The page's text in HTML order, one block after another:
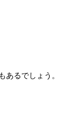
あるでしょう。